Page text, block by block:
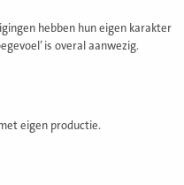
hebben hun eigen karakter
is overal aanwezig.
eigen productie.